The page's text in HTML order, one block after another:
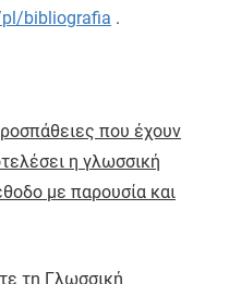
pl /bibliografia .
που έχουν
η γλωσσική
με παρουσία και
τη Γλωσσική